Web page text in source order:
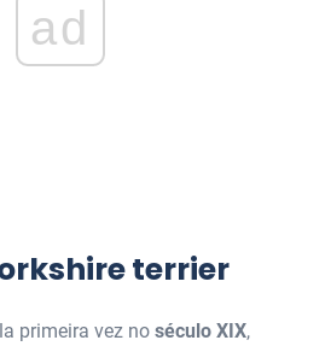
ad
terrier
primeira vez no século XIX,